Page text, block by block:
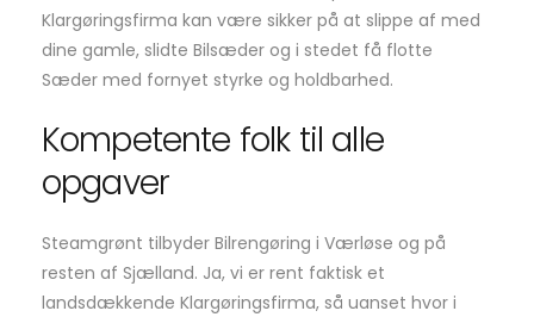
Klargøringsfirma kan være sikker på at slippe af med
dine gamle, slidte Bilsæder og i stedet få flotte
Sæder med fornyet styrke og holdbarhed.
Kompetente folk til alle
opgaver
Steamgrønt tilbyder Bilrengøring i Værløse og på
resten af Sjælland. Ja, vi er rent faktisk et
landsdækkende Klargøringsfirma, så uanset hvor i